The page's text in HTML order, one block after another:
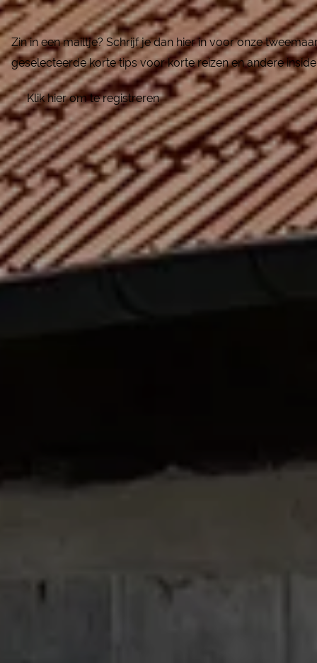
Zin in een mailtje? Schrijf je dan hier in voor onze
geselecteerde korte tips voor korte reizen en andere
Klik hier om te registreren